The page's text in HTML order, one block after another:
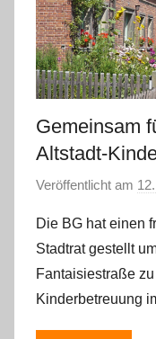
Gemeinsam
Altstadt-
Veröffentlicht am
Die BG hat einen
Stadtrat gestellt
Fantaisiestraße
Kinderbetreuung